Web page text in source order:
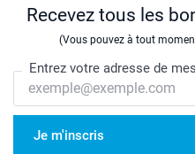
Recevez tous les
(Vous pouvez à tout
Entrez votre adresse de
Je m'inscris